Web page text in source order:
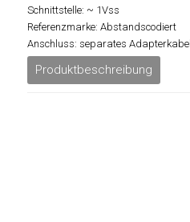
Schnittstelle: ~ 1Vss
Referenzmarke: Abstandscodiert
Anschluss: separates Adapterkabel
Produktbeschreibung